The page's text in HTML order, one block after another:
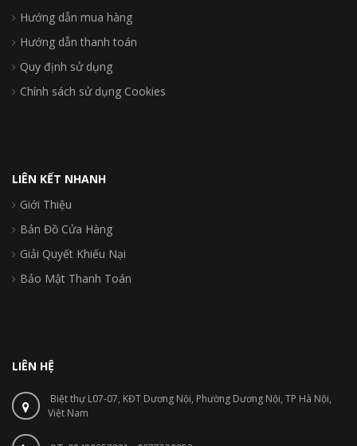
Hướng dẫn mua hàng
Hướng dẫn thanh toán
Quy định sử dụng
Chính sách sử dụng Cookies
LIÊN KẾT NHANH
Giới Thiệu
Bản Đồ Cửa Hàng
Giải Quyết Khiếu Nại
Bảo Mật Thanh Toán
LIÊN HỆ
Biệt thự L07-07, KĐT Dương Nội, Phường Dương Nội, TP Hà Nội,
Việt Nam